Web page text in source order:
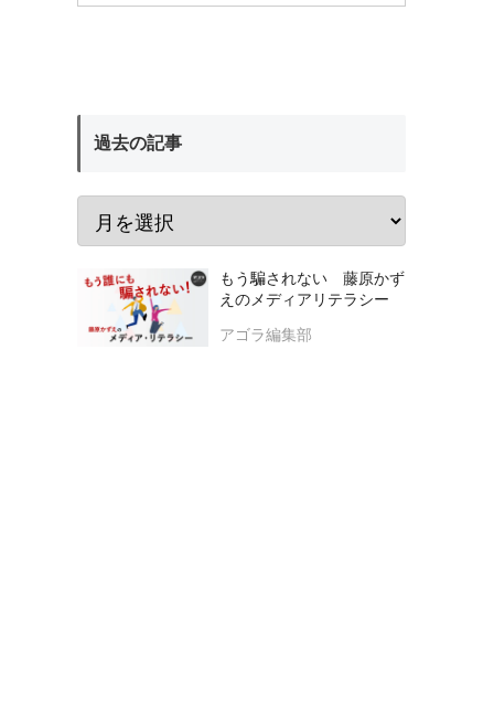
過去の記事
もう騙されない 藤原かず
えのメディアリテラシー
アゴラ編集部